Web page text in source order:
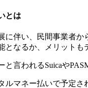
とは
に伴い、民間事業者
となるか、メリットも
と言われるSuicaや
ルマネー払いで予定